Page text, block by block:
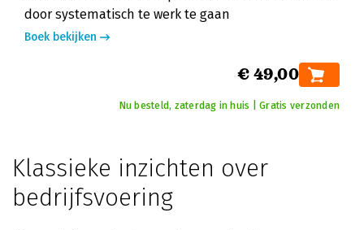
door systematisch te werk te gaan
Boek bekijken
€ 49,00
Nu besteld, zaterdag in huis | Gratis verzonden
Klassieke inzichten over
bedrijfsvoering